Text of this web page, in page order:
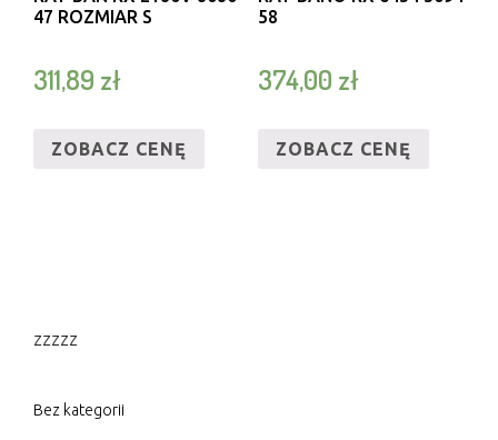
47 ROZMIAR S
311,89 zł
ZOBACZ CENĘ
58
374,00 zł
ZOBACZ CENĘ
zzzzz
Bez kategorii